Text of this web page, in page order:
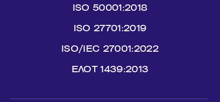
ISO 50001:2018
ISO 27701:2019
ISO/IEC 27001:2022
ΕΛΟΤ 1439:2013